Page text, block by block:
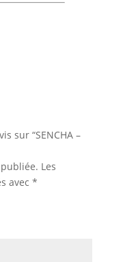
sur “SENCHA –
Les
avec *